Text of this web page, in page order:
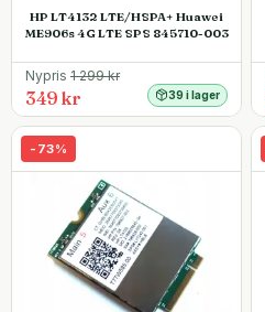
HP LT4132 LTE/HSPA+ Huawei
ME906s 4G LTE SPS 845710-003
Nypris 1 299kr
349 kr 39 i lager
- 73%